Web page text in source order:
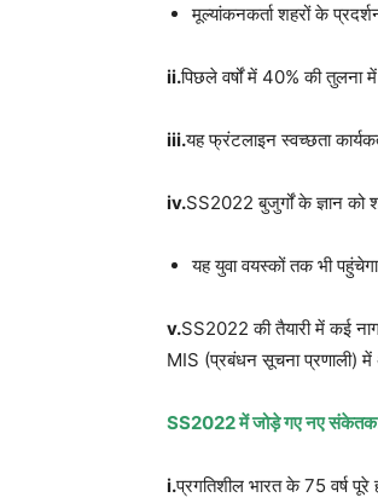
मूल्यांकनकर्ता शहरों के
ii.पिछले वर्षों में 40% की तुलना
iii.यह फ्रंटलाइन स्वच्छता
iv.SS2022 बुजुर्गों के ज्ञान
यह युवा वयस्कों तक भी
v.SS2022 की तैयारी में कई
MIS (प्रबंधन सूचना प्रणाली)
SS2022 में जोड़े गए नए
i.प्रगतिशील भारत के 75 वर्ष